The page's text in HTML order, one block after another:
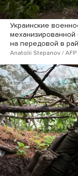
Украинские
механизированной
на передовой в
Anatolii Stepanov / AFP